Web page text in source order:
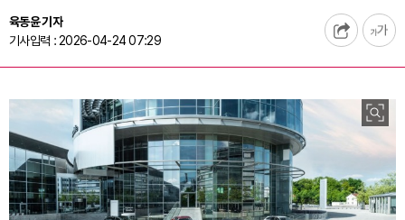
육동윤 기자
기사입력 : 2026-04-24 07:29